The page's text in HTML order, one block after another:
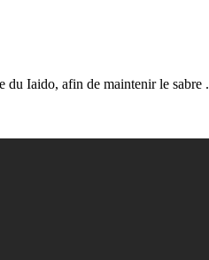
du Iaido, afin de maintenir le sabre .